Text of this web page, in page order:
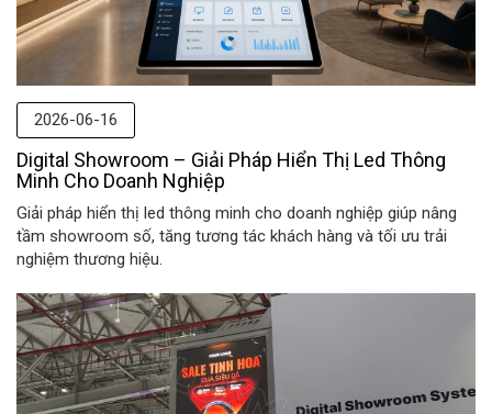
2026-06-16
Digital Showroom – Giải Pháp Hiển Thị Led Thông
Minh Cho Doanh Nghiệp
Giải pháp hiển thị led thông minh cho doanh nghiệp giúp nâng
tầm showroom số, tăng tương tác khách hàng và tối ưu trải
nghiệm thương hiệu.